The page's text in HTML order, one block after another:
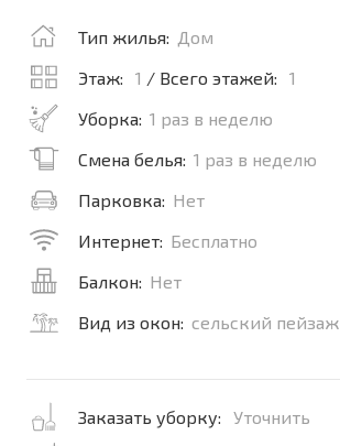
Тип жилья: Дом
Этаж:
1 / Всего этажей:
1
Уборка: 1 раз в неделю
Смена белья: 1 раз в неделю
Парковка: Нет
Интернет: Бесплатно
Балкон: Нет
Вид из окон: сельский пейзаж
Заказать уборку:
Уточнить